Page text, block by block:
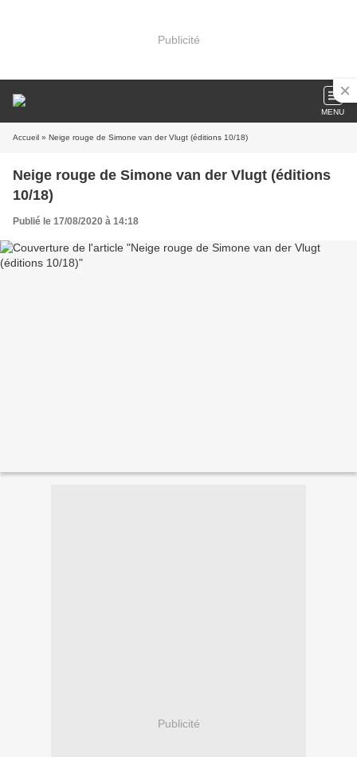
Publicité
MENU
Accueil » Neige rouge de Simone van der Vlugt (éditions 10/18)
Neige rouge de Simone van der Vlugt (éditions
10/18)
Publié le 17/08/2020 à 14:18
Publicité